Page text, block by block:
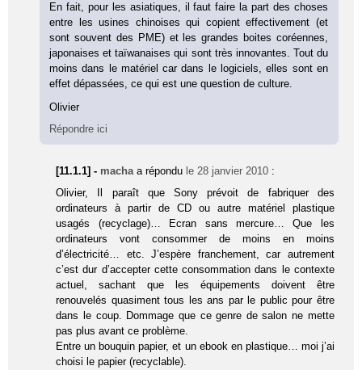
En fait, pour les asiatiques, il faut faire la part des choses
entre les usines chinoises qui copient effectivement (et
sont souvent des PME) et les grandes boites coréennes,
japonaises et taïwanaises qui sont très innovantes. Tout du
moins dans le matériel car dans le logiciels, elles sont en
effet dépassées, ce qui est une question de culture.
Olivier
Répondre ici
[11.1.1] - macha a répondu le 28 janvier 2010 :
Olivier, Il paraît que Sony prévoit de fabriquer des
ordinateurs à partir de CD ou autre matériel plastique
usagés (recyclage)… Ecran sans mercure… Que les
ordinateurs vont consommer de moins en moins
d’électricité… etc. J’espère franchement, car autrement
c’est dur d’accepter cette consommation dans le contexte
actuel, sachant que les équipements doivent être
renouvelés quasiment tous les ans par le public pour être
dans le coup. Dommage que ce genre de salon ne mette
pas plus avant ce problème.
Entre un bouquin papier, et un ebook en plastique… moi j’ai
choisi le papier (recyclable).